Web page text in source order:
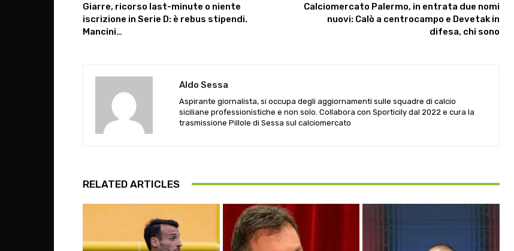
Giarre, ricorso last-minute o niente
iscrizione in Serie D: è rebus stipendi.
Mancini…
Calciomercato Palermo, in entrata due nomi
nuovi: Calò a centrocampo e Devetak in
difesa, chi sono
Aldo Sessa
Aspirante giornalista, si occupa degli aggiornamenti sulle squadre di calcio
siciliane professionistiche e non solo. Collabora con Sporticily dal 2022 e cura la
trasmissione Pillole di Sessa sul calciomercato
RELATED ARTICLES